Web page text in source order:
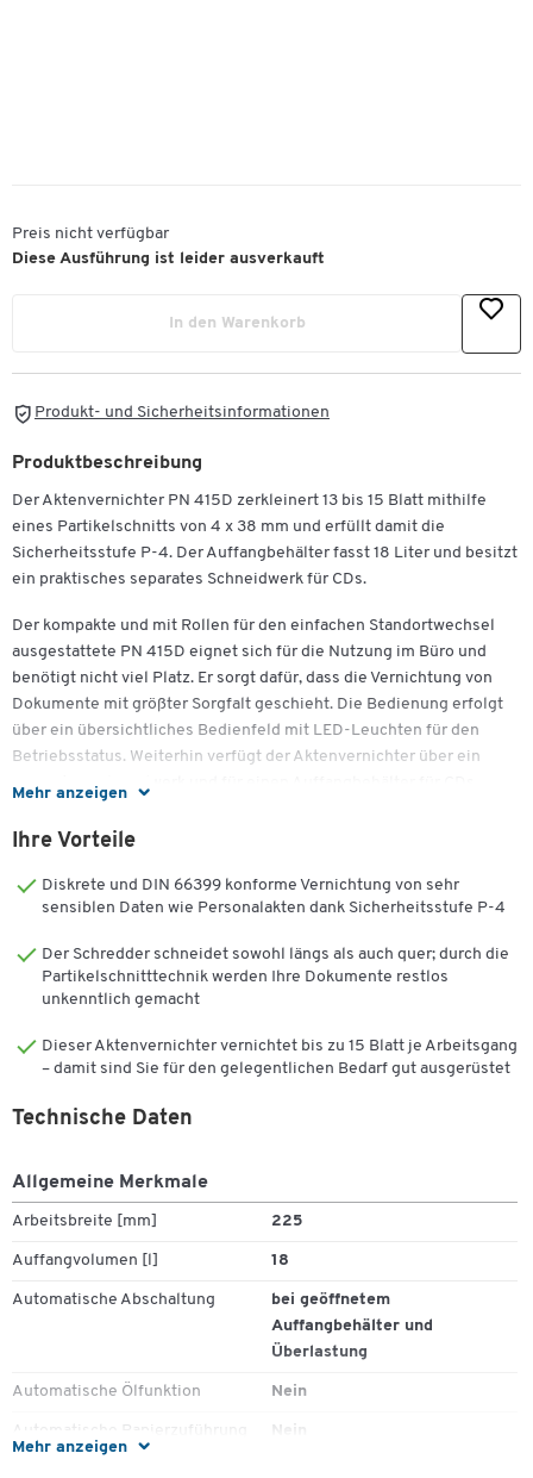
Preis nicht verfügbar
Diese Ausführung ist leider ausverkauft
In den Warenkorb
Produkt- und Sicherheitsinformationen
Mehr anzeigen
Produktbeschreibung
Der Aktenvernichter PN 415D zerkleinert 13 bis 15 Blatt mithilfe
eines Partikelschnitts von 4 x 38 mm und erfüllt damit die
Sicherheitsstufe P-4. Der Auffangbehälter fasst 18 Liter und besitzt
ein praktisches separates Schneidwerk für CDs.
Der kompakte und mit Rollen für den einfachen Standortwechsel
ausgestattete PN 415D eignet sich für die Nutzung im Büro und
benötigt nicht viel Platz. Er sorgt dafür, dass die Vernichtung von
Dokumente mit größter Sorgfalt geschieht. Die Bedienung erfolgt
über ein übersichtliches Bedienfeld mit LED-Leuchten für den
Betriebsstatus. Weiterhin verfügt der Aktenvernichter über ein
separates Schneidwerk und für einen Auffangbehälter für CDs.
Die Start-Stoppautomatik verhindert lästige Papierstaus und
Papiermenge überschritten oder falsch eingezogen wird. Damit ist
ein Dauerbetrieb des farblich in Schwarz-Silber gehaltenen Gerätes
Auffangbehälter (dieser mit einem Fassungsvermögen von 18 l)
und einer möglichen Überlastung ein, sodass der Aktenvernichter
sich automatisch abschaltet
Ausstattung & Funktionen:
Leistungsstarker Schreibtisch-Aktenvernichter
Mit Rollen, daher mobil einsetzbar
Partikelschnitt für hohe Datensicherheit
Abschaltautomatik bei geöffnetem Auffangbehälter und
Ausziehbarer Auffangbehälter
Separates Schneidwerk und Auffangbehälter für CDs
Ihre Vorteile
Diskrete und DIN 66399 konforme Vernichtung von sehr
sensiblen Daten wie Personalakten dank Sicherheitsstufe P-4
Der Schredder schneidet sowohl längs als auch quer; durch die
Partikelschnitttechnik werden Ihre Dokumente restlos
unkenntlich gemacht
Dieser Aktenvernichter vernichtet bis zu 15 Blatt je Arbeitsgang
– damit sind Sie für den gelegentlichen Bedarf gut ausgerüstet
Mehr anzeigen
Technische Daten
Allgemeine Merkmale
Arbeitsbreite [mm] 225
Auffangvolumen [l] 18
Automatische Abschaltung
bei geöffnetem
Auffangbehälter und
Überlastung
Automatische Ölfunktion Nein
Automatische Papierzuführung Nein